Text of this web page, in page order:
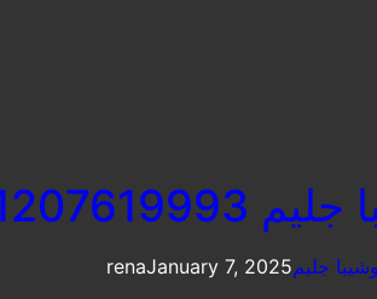
renaJanuary 7, 2025جليم